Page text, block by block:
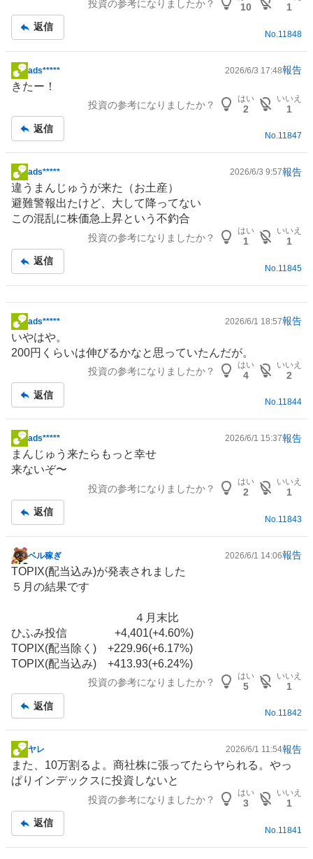
投資の参考になりましたか？ 10
1
返信
No. 11848
掲
示
事
ads***** 2026/6/3 17:48報告
きたー！
投資の参考になりましたか？
はい
2
いいえ
1
返信
No.11847
掲
示
板
記
ads***** 2026/6/3 9:57報告
違うまんじゅうが来た（お土産）
避難警報出たけど、大して降ってない
この混乱に株価急上昇という不釣合
投資の参考になりましたか？
はい
1
いいえ
1
返信
No. 11845
掲
示
板
ads***** 2026/6/1 18:57報告
いやはや。
200円くらいは伸びるかなと思っていたんだが。
投資の参考になりましたか？
はい
4
いいえ
2
返信
No.11844
掲
示
板
ads***** 2026/6/1 15:37報告
まんじゅう来たらもっと幸せ
来ないぞ〜
投資の参考になりましたか？
はい
2
いいえ
1
返信
No. 11843
掲
示
板
ベル稼ぎ 2026/6/1 14:06報告
TOPIX(配当込み)が発表されました
５月の結果です
４月末比
ひふみ投信 +4,401(+4.60%)
TOPIX(配当除く) +229.96(+6.17%)
TOPIX(配当込み) +413.93(+6.24%)
投資の参考になりましたか？
はい
5
いいえ
1
返信
No.11842
掲
示
板
ヤレ 2026/6/1 11:54報告
また、10万割るよ。商社株に張ってたらヤられる。やっ
ぱりインデックスに投資しないと
投資の参考になりましたか？
はい
3
いいえ
1
返信
No. 11841